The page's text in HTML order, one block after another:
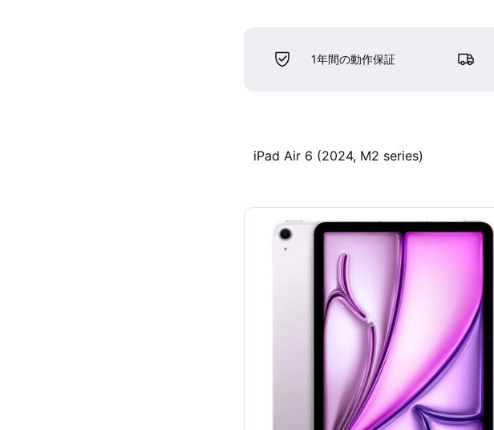
1年間の動作保証
iPad Air 6 (2024, M2 series)